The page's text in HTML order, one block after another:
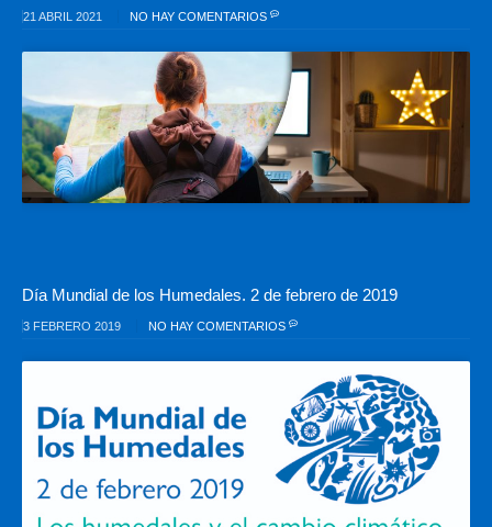
21 ABRIL 2021 NO HAY COMENTARIOS
Día Mundial de los Humedales. 2 de febrero de 2019
3 FEBRERO 2019 NO HAY COMENTARIOS